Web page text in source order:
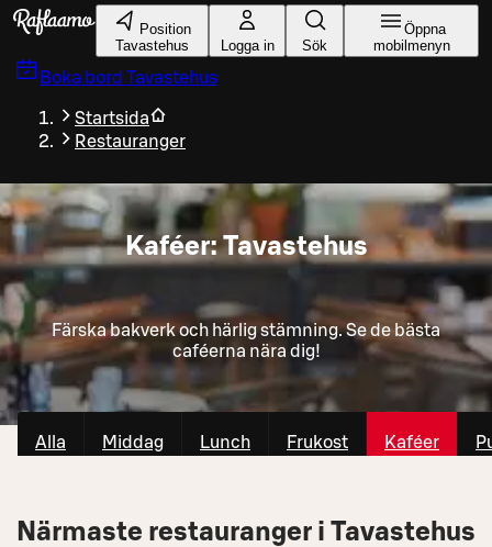
Gå till huvudinnehållet
Position
Tavastehus
Logga in Sök
Öppna
mobilmenyn
Boka bord Tavastehus
Startsida
Restauranger
Kaféer: Tavastehus
Färska bakverk och härlig stämning. Se de bästa
caféerna nära dig!
Alla Middag Lunch Frukost Kaféer
Närmaste restauranger i Tavastehus